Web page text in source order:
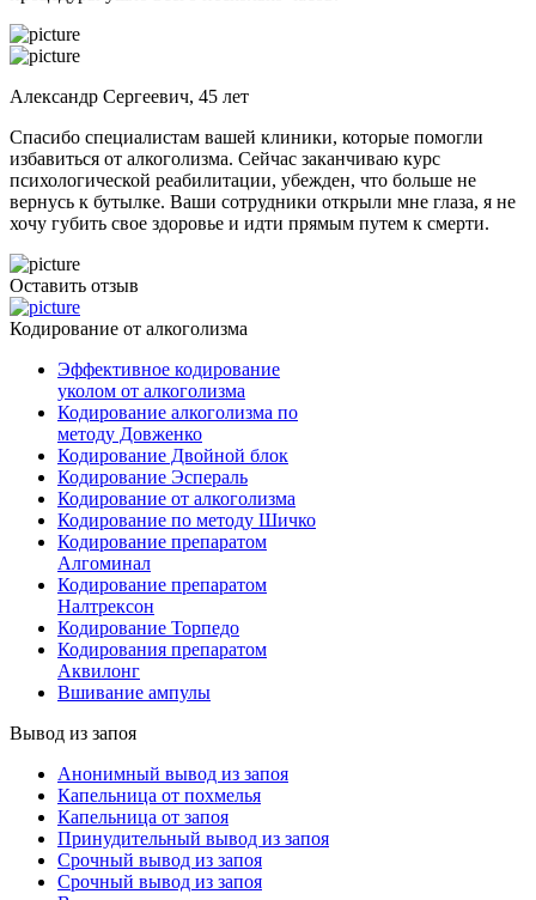
Александр Сергеевич, 45 лет
Спасибо специалистам вашей клиники, которые помогли
избавиться от алкоголизма. Сейчас заканчиваю курс
психологической реабилитации, убежден, что больше не
вернусь к бутылке. Ваши сотрудники открыли мне глаза, я не
хочу губить свое здоровье и идти прямым путем к смерти.
Оставить отзыв
Кодирование от алкоголизма
Эффективное кодирование
уколом от алкоголизма
Кодирование алкоголизма по
методу Довженко
Кодирование Двойной блок
Кодирование Эспераль
Кодирование от алкоголизма
Кодирование по методу Шичко
Кодирование препаратом
Алгоминал
Кодирование препаратом
Налтрексон
Кодирование Торпедо
Кодирования препаратом
Аквилонг
Вшивание ампулы
Вывод из запоя
Анонимный вывод из запоя
Капельница от похмелья
Капельница от запоя
Принудительный вывод из запоя
Срочный вывод из запоя
Срочный вывод из запоя